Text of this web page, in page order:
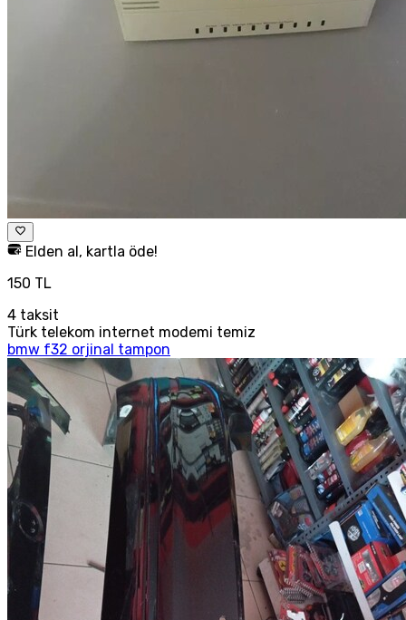
Elden al, kartla öde!
150 TL
4 taksit
Türk telekom internet modemi temiz
bmw f32 orjinal tampon